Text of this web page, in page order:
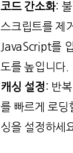
코드 간소화:
스크립트를 제
JavaScript를
도를 높입니다.
캐싱 설정 : 반
를 빠르게 로딩
싱을 설정하세